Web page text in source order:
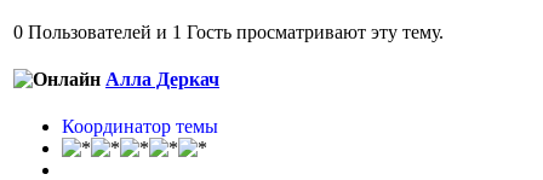
0 Пользователей и 1 Гость просматривают эту тему.
Алла Деркач
Координатор темы